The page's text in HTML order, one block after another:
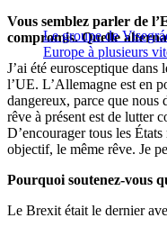
Le groupe de
Europe à plusieurs
Vous semblez parler de
compromis. Quelle
J’ai été eurosceptique dans
l’UE. L’Allemagne est en
dangereux, parce que nous
rêve à présent est de lutter
D’encourager tous les
objectif, le même rêve. Je
Pourquoi soutenez-vous
Le Brexit était le dernier